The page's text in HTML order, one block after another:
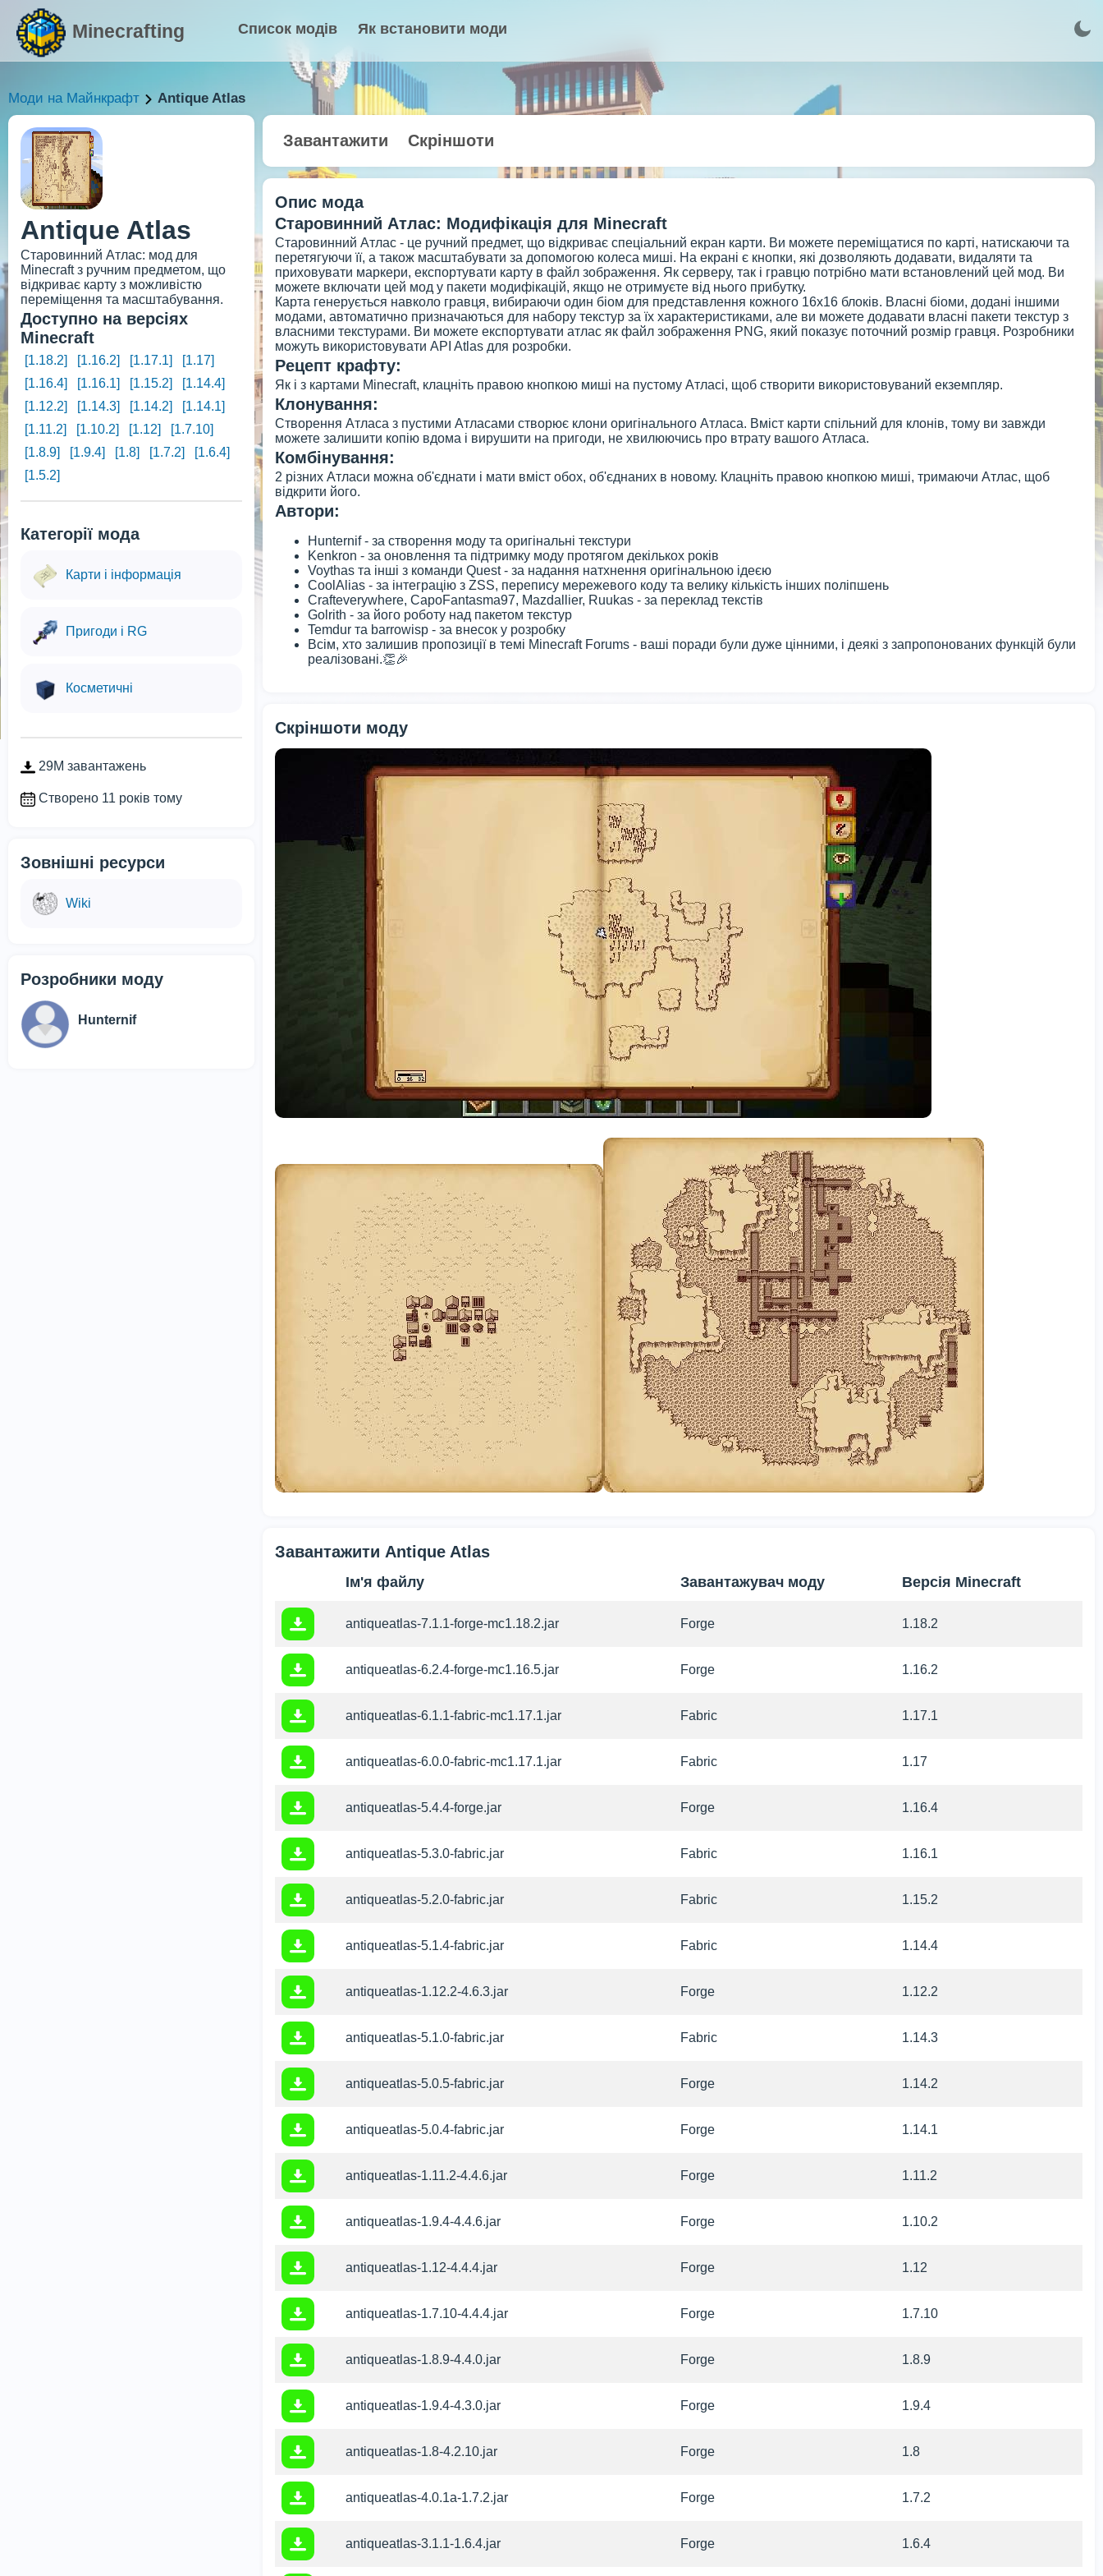
Minecrafting Список модів Як встановити моди
Моди на Майнкрафт Antique Atlas
Antique Atlas
Старовинний Атлас: мод для
Minecraft з ручним предметом, що
відкриває карту з можливістю
переміщення та масштабування.
Доступно на версіях
Minecraft
[1.18.2] [1.16.2] [1.17.1]
[1.17]
[1.16.4]
[1.16.1] [1.15.2]
[1.14.4]
[1.12.2]
[1.14.3] [1.14.2]
[1.14.1]
[1.11.2]
[1.10.2] [1.12]
[1.7.10]
[1.8.9]
[1.9.4] [1.8] [1.7.2]
[1.6.4]
[1.5.2]
Категорії мода
Карти і інформація
Пригоди і RG
Косметичні
29M завантажень
Створено 11 років тому
Зовнішні ресурси
Wiki
Розробники моду
Hunternif
Завантажити Скріншоти
Опис мода
Старовинний Атлас: Модифікація для Minecraft
Старовинний Атлас - це ручний предмет, що відкриває спеціальний екран карти. Ви можете переміщатися по карті, натискаючи та
перетягуючи її, а також масштабувати за допомогою колеса миші. На екрані є кнопки, які дозволяють додавати, видаляти та
приховувати маркери, експортувати карту в файл зображення. Як серверу, так і гравцю потрібно мати встановлений цей мод. Ви
можете включати цей мод у пакети модифікацій, якщо не отримуєте від нього прибутку.
Карта генерується навколо гравця, вибираючи один біом для представлення кожного 16x16 блоків. Власні біоми, додані іншими
модами, автоматично призначаються для набору текстур за їх характеристиками, але ви можете додавати власні пакети текстур з
власними текстурами. Ви можете експортувати атлас як файл зображення PNG, який показує поточний розмір гравця. Розробники
можуть використовувати API Atlas для розробки.
Рецепт крафту:
Як і з картами Minecraft, клацніть правою кнопкою миші на пустому Атласі, щоб створити використовуваний екземпляр.
Клонування:
Створення Атласа з пустими Атласами створює клони оригінального Атласа. Вміст карти спільний для клонів, тому ви завжди
можете залишити копію вдома і вирушити на пригоди, не хвилюючись про втрату вашого Атласа.
Комбінування:
2 різних Атласи можна об'єднати і мати вміст обох, об'єднаних в новому. Клацніть правою кнопкою миші, тримаючи Атлас, щоб
відкрити його.
Автори:
Hunternif - за створення моду та оригінальні текстури
Kenkron - за оновлення та підтримку моду протягом декількох років
Voythas та інші з команди Quest - за надання натхнення оригінальною ідеєю
CoolAlias - за інтеграцію з ZSS, перепису мережевого коду та велику кількість інших поліпшень
Crafteverywhere, CapoFantasma97, Mazdallier, Ruukas - за переклад текстів
Golrith - за його роботу над пакетом текстур
Temdur та barrowisp - за внесок у розробку
Всім, хто залишив пропозиції в темі Minecraft Forums - ваші поради були дуже цінними, і деякі з запропонованих функцій були
реалізовані.👏🎉
Скріншоти моду
Завантажити Antique Atlas
Ім'я файлу Завантажувач моду Версія Minecraft
antiqueatlas-7.1.1-forge-mc1.18.2.jar Forge 1.18.2
antiqueatlas-6.2.4-forge-mc1.16.5.jar Forge 1.16.2
antiqueatlas-6.1.1-fabric-mc1.17.1.jar Fabric 1.17.1
antiqueatlas-6.0.0-fabric-mc1.17.1.jar Fabric 1.17
antiqueatlas-5.4.4-forge.jar Forge 1.16.4
antiqueatlas-5.3.0-fabric.jar Fabric 1.16.1
antiqueatlas-5.2.0-fabric.jar Fabric 1.15.2
antiqueatlas-5.1.4-fabric.jar Fabric 1.14.4
antiqueatlas-1.12.2-4.6.3.jar Forge 1.12.2
antiqueatlas-5.1.0-fabric.jar Fabric 1.14.3
antiqueatlas-5.0.5-fabric.jar Forge 1.14.2
antiqueatlas-5.0.4-fabric.jar Forge 1.14.1
antiqueatlas-1.11.2-4.4.6.jar Forge 1.11.2
antiqueatlas-1.9.4-4.4.6.jar Forge 1.10.2
antiqueatlas-1.12-4.4.4.jar Forge 1.12
antiqueatlas-1.7.10-4.4.4.jar Forge 1.7.10
antiqueatlas-1.8.9-4.4.0.jar Forge 1.8.9
antiqueatlas-1.9.4-4.3.0.jar Forge 1.9.4
antiqueatlas-1.8-4.2.10.jar Forge 1.8
antiqueatlas-4.0.1a-1.7.2.jar Forge 1.7.2
antiqueatlas-3.1.1-1.6.4.jar Forge 1.6.4